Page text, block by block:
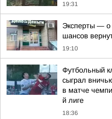
19:31
Эксперты — о
шансов
19:10
Футбольный
сыграл
в матче
й лиге
18:36